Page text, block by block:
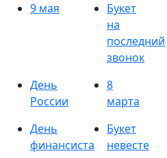
9 мая
Букет
на
последний
звонок
День
России
8
марта
День
финансиста
Букет
невесте